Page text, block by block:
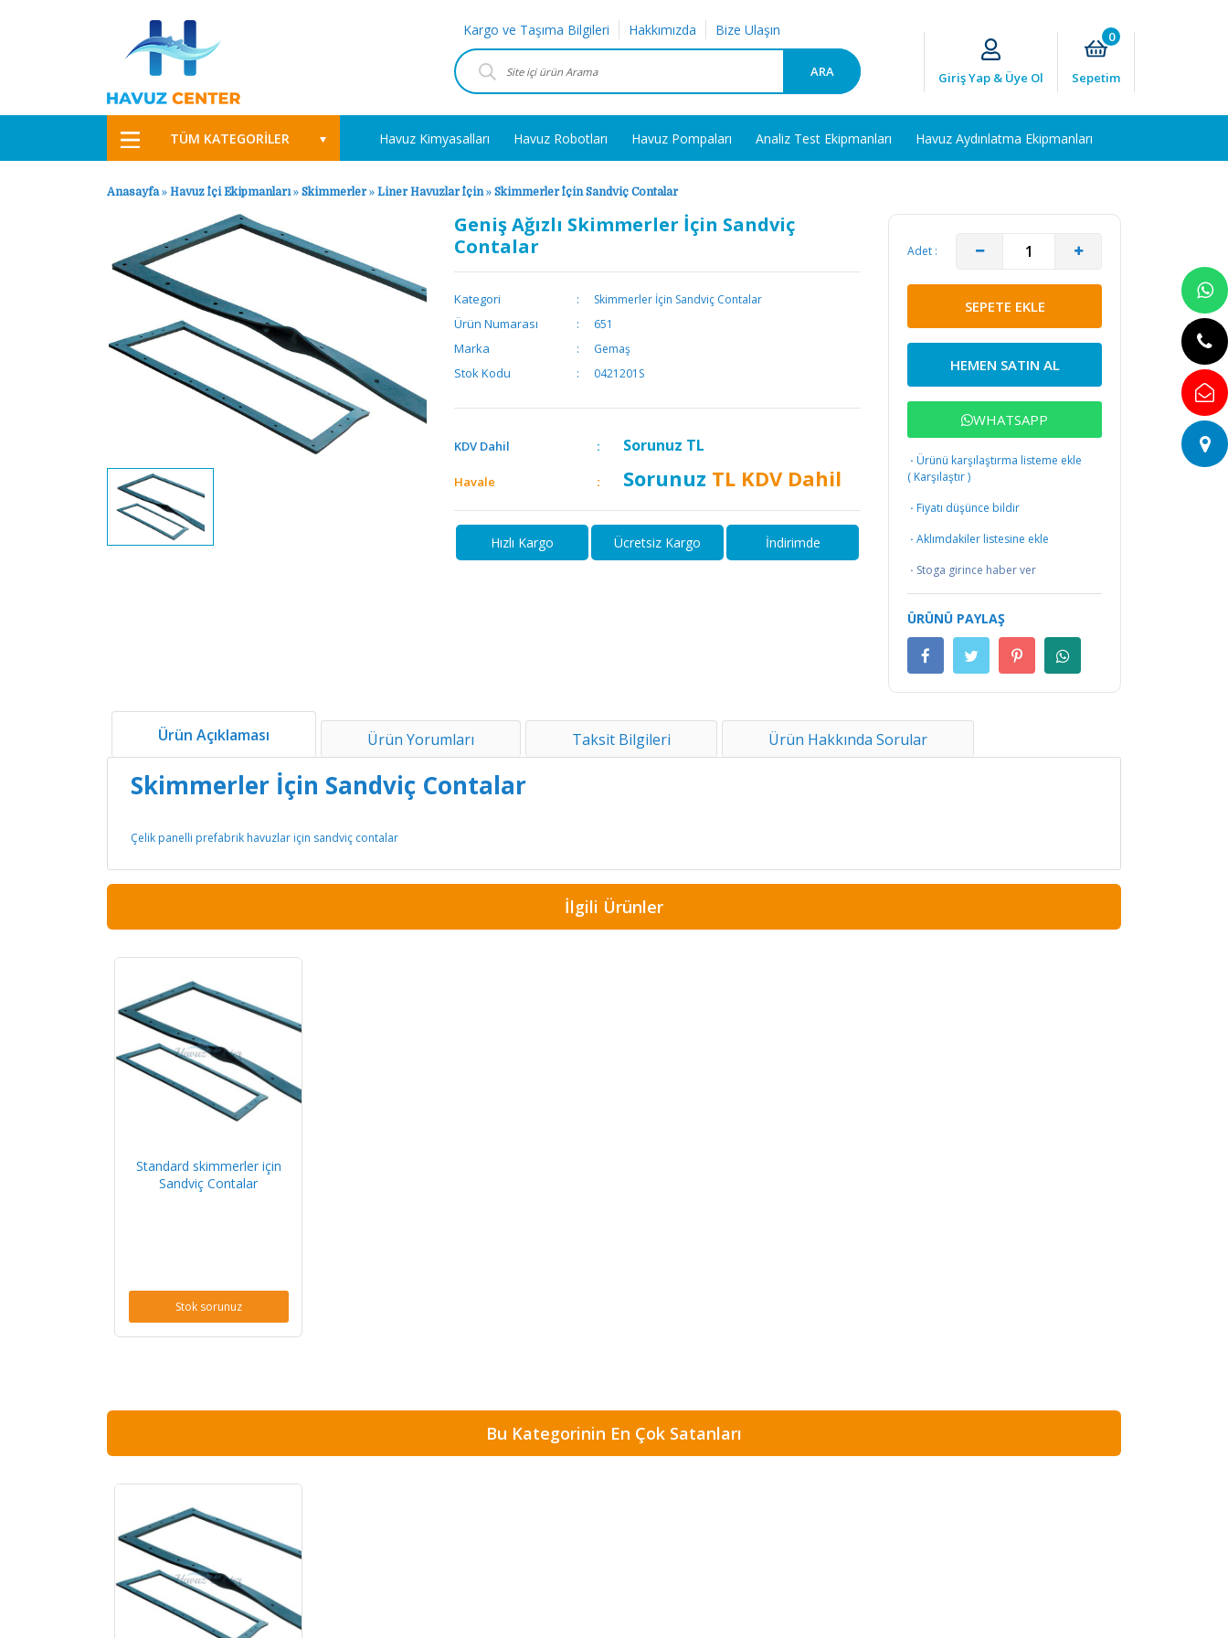
Kargo ve Taşıma Bilgileri Hakkımızda Bize Ulaşın
ARA Giriş Yap & Üye Ol
0
Sepetim
TÜM KATEGORİLER Havuz Kimyasalları Havuz Robotları Havuz Pompaları Analiz Test Ekipmanları Havuz Aydınlatma Ekipmanları
Anasayfa» Havuz İçi Ekipmanları» Skimmerler» Liner Havuzlar İçin» Skimmerler İçin Sandviç Contalar
Geniş Ağızlı Skimmerler İçin Sandviç
Contalar
Kategori Skimmerler İçin Sandviç Contalar
Ürün Numarası 651
Marka Gemaş
Stok Kodu 0421201S
KDV Dahil Sorunuz TL
Havale Sorunuz TL KDV Dahil
Hızlı Kargo Ücretsiz Kargo İndirimde
Adet :
SEPETE EKLE
HEMEN SATIN AL
WHATSAPP
· Ürünü karşılaştırma listeme ekle
( Karşılaştır)
· Fiyatı düşünce bildir
· Aklımdakiler listesine ekle
· Stoga girince haber ver
ÜRÜNÜ PAYLAŞ
Ürün Açıklaması Ürün Yorumları Taksit Bilgileri Ürün Hakkında Sorular
Skimmerler İçin Sandviç Contalar
Çelik panelli prefabrik havuzlar için sandviç contalar
İlgili Ürünler
Standard skimmerler için
Sandviç Contalar
Stok sorunuz
Bu Kategorinin En Çok Satanları